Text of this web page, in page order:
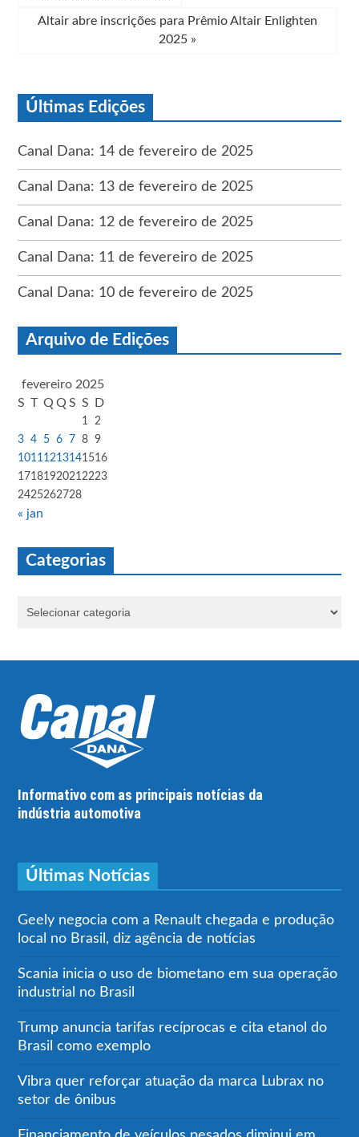
Altair abre inscrições para Prêmio Altair Enlighten
2025 »
Últimas Edições
Canal Dana: 14 de fevereiro de 2025
Canal Dana: 13 de fevereiro de 2025
Canal Dana: 12 de fevereiro de 2025
Canal Dana: 11 de fevereiro de 2025
Canal Dana: 10 de fevereiro de 2025
Arquivo de Edições
fevereiro 2025
S T Q Q S S D
1
2
3 4 5 6 7 8 9
1011 1213141516
1718192021 2223
2425262728
« jan
Categorias
Informativo com as principais notícias da
indústria automotiva
Últimas Notícias
Geely negocia com a Renault chegada e produção
local no Brasil, diz agência de notícias
Scania inicia o uso de biometano em sua operação
industrial no Brasil
Trump anuncia tarifas recíprocas e cita etanol do
Brasil como exemplo
Vibra quer reforçar atuação da marca Lubrax no
setor de ônibus